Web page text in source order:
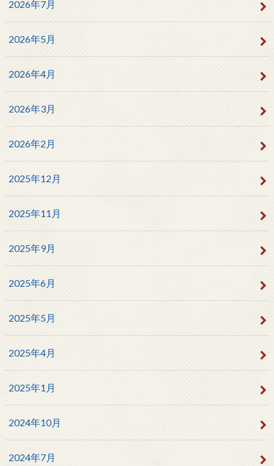
2026年7月
2026年5月
2026年4月
2026年3月
2026年2月
2025年12月
2025年11月
2025年9月
2025年6月
2025年5月
2025年4月
2025年1月
2024年10月
2024年7月